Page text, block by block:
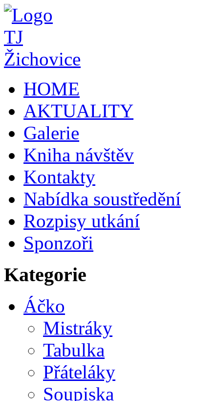
HOME
AKTUALITY
Galerie
Kniha návštěv
Kontakty
Nabídka soustředění
Rozpisy utkání
Sponzoři
Kategorie
Áčko
Mistráky
Tabulka
Přáteláky
Soupiska